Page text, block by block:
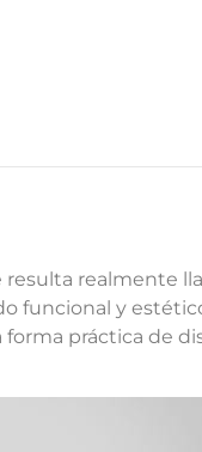
resulta realmente
funcional y
práctica de